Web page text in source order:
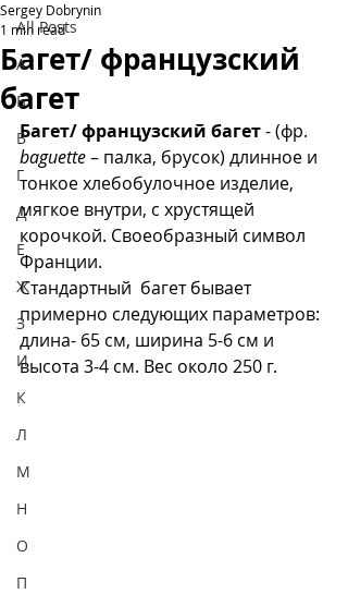
All Posts
А
Б
В
Г
Д
Е
Ж
З
И
К
Л
М
Н
О
П
Багет/ французский
багет
Sergey Dobrynin
1 min read
Багет/ французский багет - (фр.
baguette – палка, брусок) длинное и
тонкое хлебобулочное изделие,
мягкое внутри, с хрустящей
корочкой. Своеобразный символ
Франции.
Стандартный  багет бывает
примерно следующих параметров:
длина- 65 см, ширина 5-6 см и
высота 3-4 см. Вес около 250 г.